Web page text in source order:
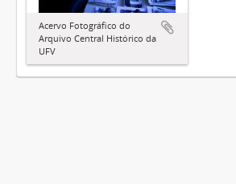
Acervo Fotográfico do
Arquivo Central Histórico da
UFV